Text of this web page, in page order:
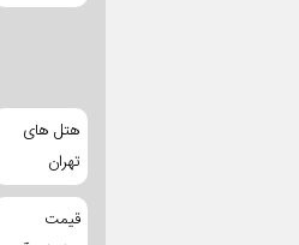
هتل های
تهران
قیمت